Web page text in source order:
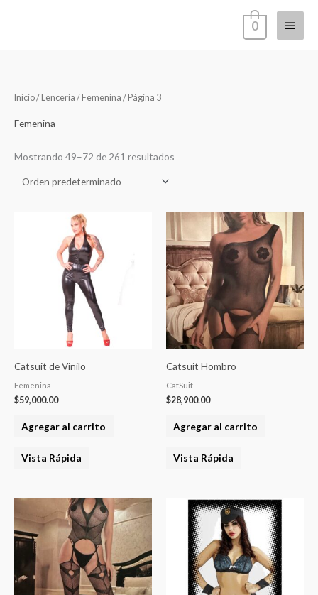
Menú
0
Inicio/ Lencería / Femenina / Página 3
Femenina
Mostrando 49–72 de 261 resultados
Catsuit de Vinilo
Femenina
$59,000.00
Agregar al carrito
Vista Rápida
Catsuit Hombro
CatSuit
$28,900.00
Agregar al carrito
Vista Rápida